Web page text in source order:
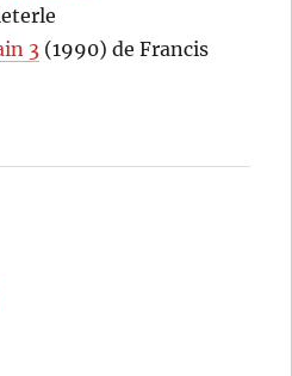
3 (1990) de Francis